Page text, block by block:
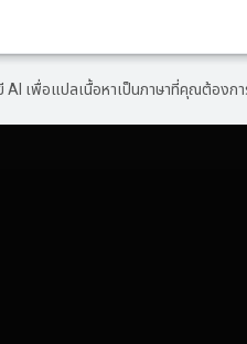
AI เพื่อแปลเนื้อหาเป็นภาษาที่คุณต้องก